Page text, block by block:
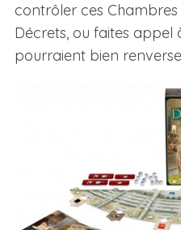
contrôler ces
Décrets, ou faites appel
pourraient bien